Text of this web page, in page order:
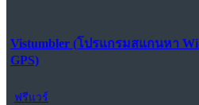
Vistumbler (โปรแกรมสแกนหา
GPS)
ฟรีแวร์